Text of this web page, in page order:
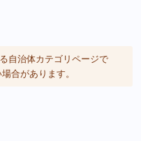
自治体カテゴリページで
合があります。